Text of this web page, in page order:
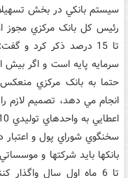
سيستم بانکي در بخش
رئيس کل بانک مرکزي مجوز
سرمايه پايه است و اگر بيش
حتما به بانک مرکزي
انجام مي دهد، تصميم لازم
اعطايي به واحدهاي توليدي 10 درصد افزايش مي يابد.
سخنگوي شوراي پول و اعتبار
بانکها بايد شرکتها و
تا 6 ماه اول سال